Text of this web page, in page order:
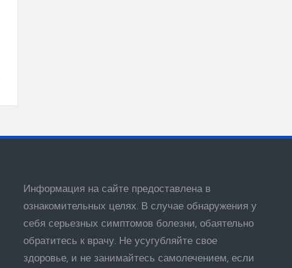
Информация на сайте предоставлена в
ознакомительных целях. В случае обнаружения у
себя серьезных симптомов болезни, обаятельно
обратитесь к врачу. Не усугубляйте свое
здоровье, и не занимайтесь самолечением, если